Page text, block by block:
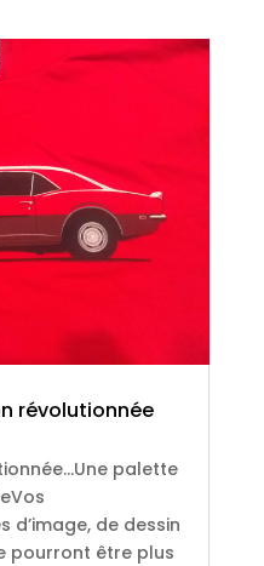
révolutionnée
palette
d’image, de dessin
pourront être plus